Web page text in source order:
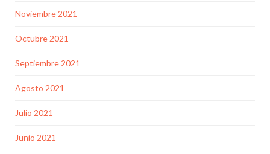
Noviembre 2021
Octubre 2021
Septiembre 2021
Agosto 2021
Julio 2021
Junio 2021